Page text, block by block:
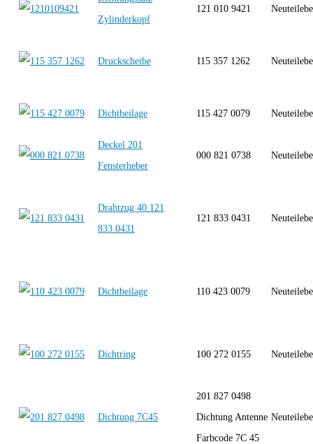
Zylinderkopf
121 010 9421
Druckscheibe 115 357 1262
Dichtbeilage 115 427 0079
Deckel 201
Fensterheber
000 821 0738
Drahtzug 40 121
833 0431
121 833 0431
Dichtbeilage 110 423 0079
Dichtring 100 272 0155
Dichtung 7C45
201 827 0498
Dichtung Antenne
Farbcode 7C 45